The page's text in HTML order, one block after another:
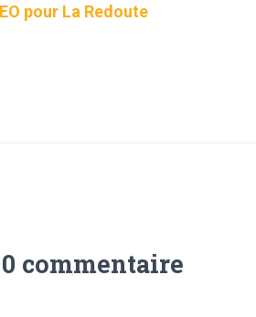
pour La Redoute
0 commentaire